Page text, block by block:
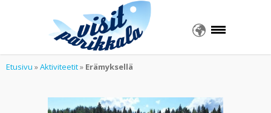
Etusivu »Aktiviteetit» Erämyksellä